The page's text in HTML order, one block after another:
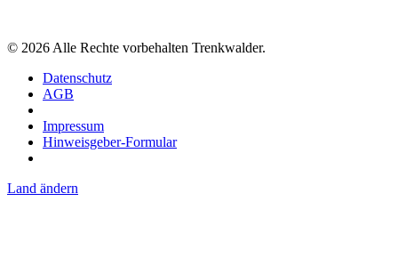
© 2026 Alle Rechte vorbehalten Trenkwalder.
Datenschutz
AGB
Impressum
Hinweisgeber-Formular
Land ändern